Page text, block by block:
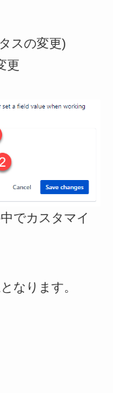
スの変更)
更
でカスタマイ
なります。